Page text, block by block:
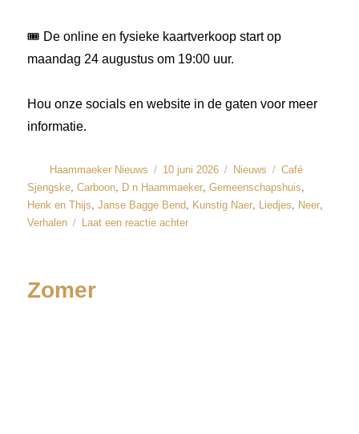
🎟️ De online en fysieke kaartverkoop start op
maandag 24 augustus om 19:00 uur.
Hou onze socials en website in de gaten voor meer
informatie.
Haammaeker Nieuws 10 juni 2026 Nieuws
Café
Sjengske,Carboon, D n Haammaeker,Gemeenschapshuis,
Henk en Thijs,Janse Bagge Bend, Kunstig Naer, Liedjes, Neer,
Verhalen Laat een reactie achter
Zomer